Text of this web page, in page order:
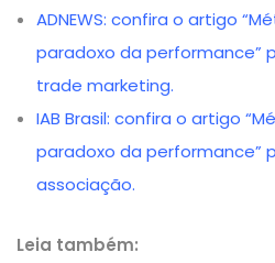
ADNEWS: confira o artigo
paradoxo da performance”
trade marketing.
IAB Brasil: confira o artigo
paradoxo da performance”
associação.
Leia também: